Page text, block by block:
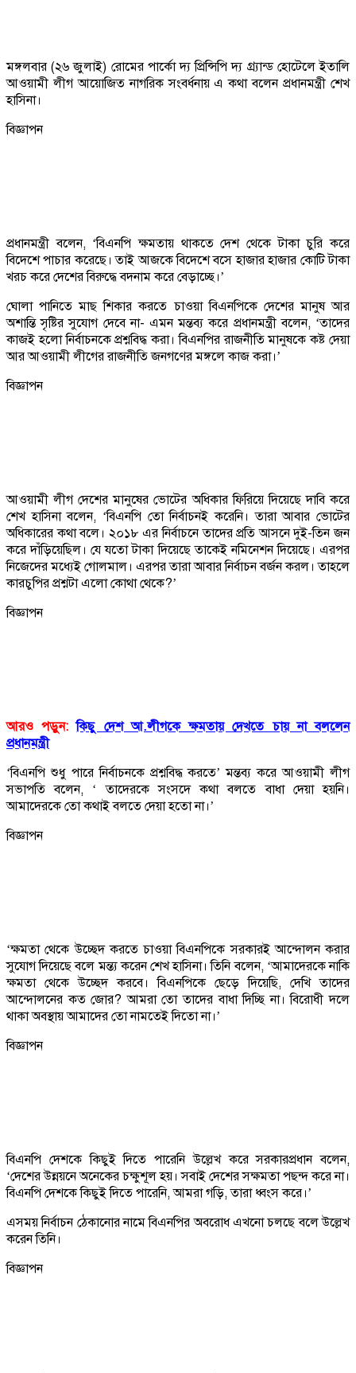
মঙ্গলবার (২৬ জুলাই) রোমের পার্কো দ্য প্রিন্সিপি দ্য গ্র্যান্ড হোটেলে ইতালি
আওয়ামী লীগ আয়োজিত নাগরিক সংবর্ধনায় এ কথা বলেন প্রধানমন্ত্রী শেখ
হাসিনা।
বিজ্ঞাপন
প্রধানমন্ত্রী বলেন, ‘বিএনপি ক্ষমতায় থাকতে দেশ থেকে টাকা চুরি করে
বিদেশে পাচার করেছে। তাই আজকে বিদেশে বসে হাজার হাজার কোটি টাকা
খরচ করে দেশের বিরুদ্ধে বদনাম করে বেড়াচ্ছে।’
ঘোলা পানিতে মাছ শিকার করতে চাওয়া বিএনপিকে দেশের মানুষ আর
অশান্তি সৃষ্টির সুযোগ দেবে না- এমন মন্তব্য করে প্রধানমন্ত্রী বলেন, ‘তাদের
কাজই হলো নির্বাচনকে প্রশ্নবিদ্ধ করা। বিএনপির রাজনীতি মানুষকে কষ্ট দেয়া
আর আওয়ামী লীগের রাজনীতি জনগণের মঙ্গলে কাজ করা।’
বিজ্ঞাপন
আওয়ামী লীগ দেশের মানুষের ভোটের অধিকার ফিরিয়ে দিয়েছে দাবি করে
শেখ হাসিনা বলেন, ‘বিএনপি তো নির্বাচনই করেনি। তারা আবার ভোটের
অধিকারের কথা বলে। ২০১৮ এর নির্বাচনে তাদের প্রতি আসনে দুই-তিন জন
করে দাঁড়িয়েছিল। যে যতো টাকা দিয়েছে তাকেই নমিনেশন দিয়েছে। এরপর
নিজেদের মধ্যেই গোলমাল। এরপর তারা আবার নির্বাচন বর্জন করল। তাহলে
কারচুপির প্রশ্নটা এলো কোথা থেকে?’
বিজ্ঞাপন
আরও পড়ুন:কিছু দেশ আ.লীগকে ক্ষমতায় দেখতে চায় না বললেন
প্রধানমন্ত্রী
‘বিএনপি শুধু পারে নির্বাচনকে প্রশ্নবিদ্ধ করতে’ মন্তব্য করে আওয়ামী লীগ
সভাপতি বলেন, ‘ তাদেরকে সংসদে কথা বলতে বাধা দেয়া হয়নি।
আমাদেরকে তো কথাই বলতে দেয়া হতো না।’
বিজ্ঞাপন
‘ক্ষমতা থেকে উচ্ছেদ করতে চাওয়া বিএনপিকে সরকারই আন্দোলন করার
সুযোগ দিয়েছে বলে মন্ত্য করেন শেখ হাসিনা। তিনি বলেন, ‘আমাদেরকে নাকি
ক্ষমতা থেকে উচ্ছেদ করবে। বিএনপিকে ছেড়ে দিয়েছি, দেখি তাদের
আন্দোলনের কত জোর? আমরা তো তাদের বাধা দিচ্ছি না। বিরোধী দলে
থাকা অবস্থায় আমাদের তো নামতেই দিতো না।’
বিজ্ঞাপন
বিএনপি দেশকে কিছুই দিতে পারেনি উল্লেখ করে সরকারপ্রধান বলেন,
‘দেশের উন্নয়নে অনেকের চক্ষুশূল হয়। সবাই দেশের সক্ষমতা পছন্দ করে না।
বিএনপি দেশকে কিছুই দিতে পারেনি, আমরা গড়ি, তারা ধ্বংস করে।’
এসময় নির্বাচন ঠেকানোর নামে বিএনপির অবরোধ এখনো চলছে বলে উল্লেখ
করেন তিনি।
বিজ্ঞাপন